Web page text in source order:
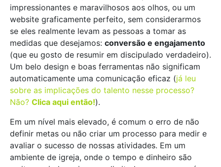
impressionantes e maravilhosos aos olhos, ou um
website graficamente perfeito, sem considerarmos
se eles realmente levam as pessoas a tomar as
medidas que desejamos: conversão e engajamento
(que eu gosto de resumir em discipulado verdadeiro).
Um belo design e boas ferramentas não significam
automaticamente uma comunicação eficaz (já leu
sobre as implicações do talento nesse processo?
Não? Clica aqui então!).
Em um nível mais elevado, é comum o erro de não
definir metas ou não criar um processo para medir e
avaliar o sucesso de nossas atividades. Em um
ambiente de igreja, onde o tempo e dinheiro são